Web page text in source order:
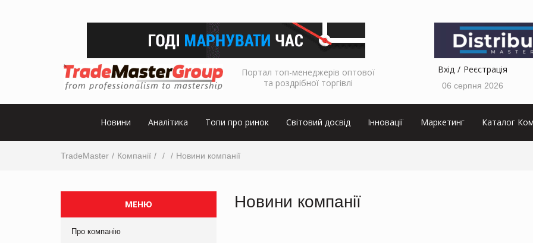
Портал топ-менеджерів оптової
та роздрібної торгівлі
Вхід Реєстрація
06 серпня 2026
Новини Аналітика Топи про ринок Світовий досвід Інновації Маркетинг Каталог
TradeMaster Компанії Новини компанії
МЕНЮ
Про компанію
Новини компанії